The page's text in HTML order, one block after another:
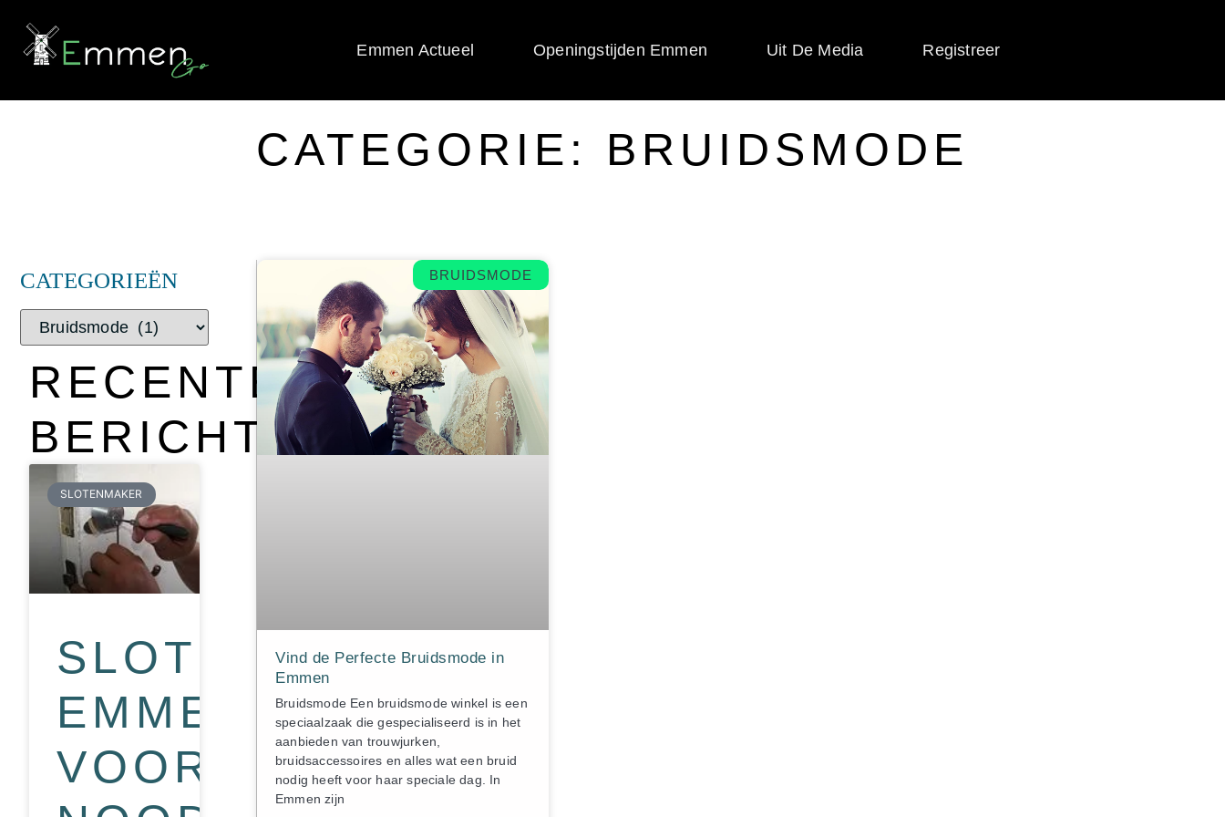
Emmen Actueel Openingstijden Emmen Uit De Media Registreer
CATEGORIE: BRUIDSMODE
CATEGORIEËN
RECENTE
BERICHTEN
SLOTENMAKER
SLOTENMAKER
EMMEN
VOOR
BRUIDSMODE
Vind de Perfecte Bruidsmode in
Emmen
Bruidsmode Een bruidsmode winkel is een
speciaalzaak die gespecialiseerd is in het
aanbieden van trouwjurken,
bruidsaccessoires en alles wat een bruid
nodig heeft voor haar speciale dag. In
Emmen zijn